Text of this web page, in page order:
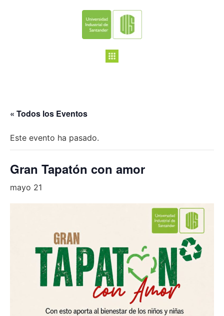
« Todos los Eventos
Este evento ha pasado.
Gran Tapatón con amor
mayo 21